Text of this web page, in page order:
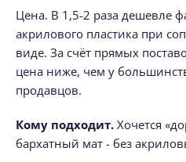
Цена. В 1,5-2 раза дешевле
акрилового пластика при
виде. За счёт прямых
цена ниже, чем у
продавцов.
Кому подходит. Хочется
бархатный мат - без